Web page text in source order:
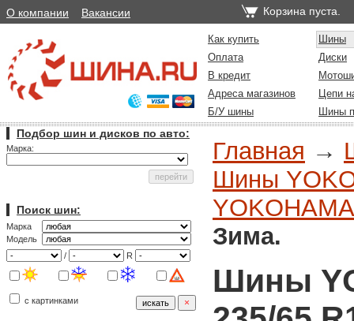
О компании Вакансии Корзина пуста.
Как купить
Шины
Оплата
Диски
В кредит
Адреса магазинов
Цепи
Б/У шины
Шины
Подбор шин и дисков по авто:
Марка:
Поиск шин:
Марка
Модель
/
R
с картинками
Главная →
Шины
Зима.
Шины